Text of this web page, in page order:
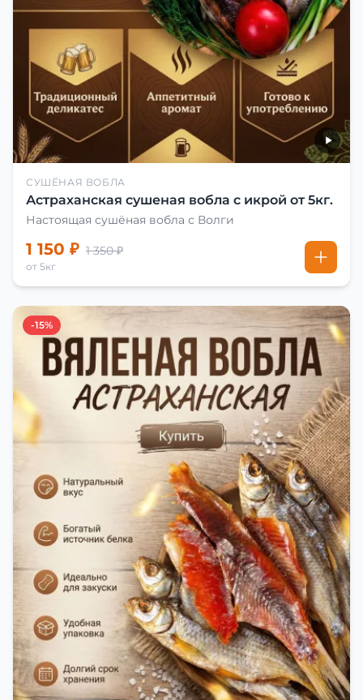
СУШЁНАЯ ВОБЛА
Астраханская сушеная вобла с икрой от 5кг.
Настоящая сушёная вобла с Волги
1 150 ₽ 1 350 ₽
от 5кг
-15%